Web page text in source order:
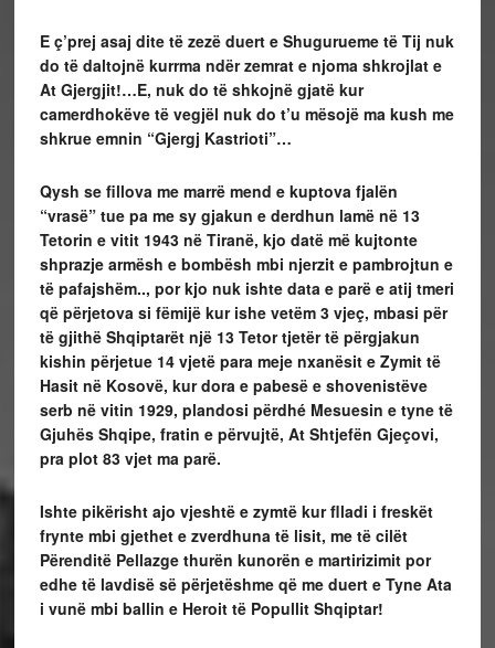
E ç’prej asaj dite të zezë duert e Shugurueme të Tij nuk
do të daltojnë kurrma ndër zemrat e njoma shkrojlat e
At Gjergjit!…E, nuk do të shkojnë gjatë kur
camerdhokëve të vegjël nuk do t’u mësojë ma kush me
shkrue emnin “Gjergj Kastrioti”…
Qysh se fillova me marrë mend e kuptova fjalën
“vrasë” tue pa me sy gjakun e derdhun lamë në 13
Tetorin e vitit 1943 në Tiranë, kjo datë më kujtonte
shprazje armësh e bombësh mbi njerzit e pambrojtun e
të pafajshëm.., por kjo nuk ishte data e parë e atij tmeri
që përjetova si fëmijë kur ishe vetëm 3 vjeç, mbasi për
të gjithë Shqiptarët një 13 Tetor tjetër të përgjakun
kishin përjetue 14 vjetë para meje nxanësit e Zymit të
Hasit në Kosovë, kur dora e pabesë e shovenistëve
serb në vitin 1929, plandosi përdhé Mesuesin e tyne të
Gjuhës Shqipe, fratin e përvujtë, At Shtjefën Gjeçovi,
pra plot 83 vjet ma parë.
Ishte pikërisht ajo vjeshtë e zymtë kur flladi i freskët
frynte mbi gjethet e zverdhuna të lisit, me të cilët
Përenditë Pellazge thurën kunorën e martirizimit por
edhe të lavdisë së përjetëshme që me duert e Tyne Ata
i vunë mbi ballin e Heroit të Popullit Shqiptar!